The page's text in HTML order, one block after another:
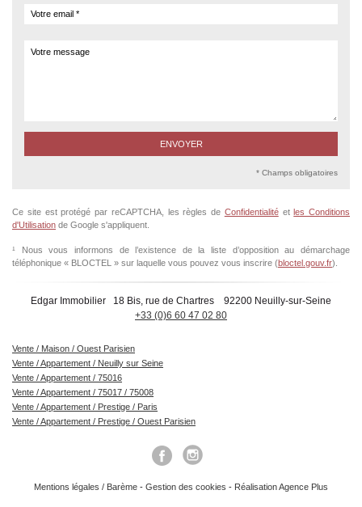
* Champs obligatoires
Ce site est protégé par reCAPTCHA, les règles de Confidentialitéetles Conditions
d'Utilisation de Google s'appliquent.
¹ Nous vous informons de l’existence de la liste d’opposition au démarchage
téléphonique « BLOCTEL » sur laquelle vous pouvez vous inscrire (bloctel.gouv.fr).
Edgar Immobilier 18 Bis, rue de Chartres
92200 Neuilly-sur-Seine
+33 (0)6 60 47 02 80
Vente / Maison / Ouest Parisien
Vente / Appartement / Neuilly sur Seine
Vente / Appartement / 75016
Vente / Appartement / 75017 / 75008
Vente / Appartement / Prestige / Paris
Vente / Appartement / Prestige / Ouest Parisien
Mentions légales / Barème - Gestion des cookies - Réalisation Agence Plus